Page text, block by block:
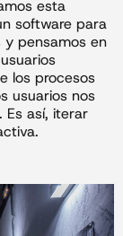
esta
software para
y pensamos en
los procesos
usuarios nos
Es así, iterar